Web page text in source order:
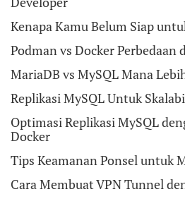
Kenapa Kamu Belum Siap
Podman vs Docker Perbedaan
MariaDB vs MySQL Mana
Replikasi MySQL Untuk
Optimasi Replikasi MySQL
Docker
Tips Keamanan Ponsel untuk
Cara Membuat VPN Tunnel